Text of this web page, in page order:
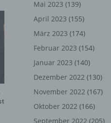
Mai 2023 (139)
April 2023 (155)
März 2023 (174)
Februar 2023 (154)
Januar 2023 (140)
Dezember 2022 (130)
November 2022 (167)
Oktober 2022 (166)
September 2022 (205)
natürlichen
in einer
gesondert
nicht einer